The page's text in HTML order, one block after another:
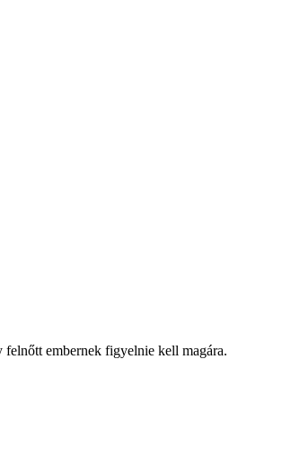
felnőtt embernek figyelnie kell magára.